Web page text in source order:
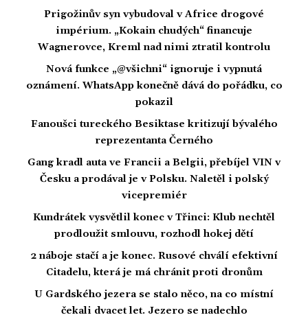
Prigožinův syn vybudoval v Africe drogové
impérium. „Kokain chudých“ financuje
Wagnerovce, Kreml nad nimi ztratil kontrolu
Nová funkce „@všichni“ ignoruje i vypnutá
oznámení. WhatsApp konečně dává do pořádku, co
pokazil
Fanoušci tureckého Besiktase kritizují bývalého
reprezentanta Černého
Gang kradl auta ve Francii a Belgii, přebíjel VIN v
Česku a prodával je v Polsku. Naletěl i polský
vicepremiér
Kundrátek vysvětlil konec v Třinci: Klub nechtěl
prodloužit smlouvu, rozhodl hokej dětí
2 náboje stačí a je konec. Rusové chválí efektivní
Citadelu, která je má chránit proti dronům
U Gardského jezera se stalo něco, na co místní
čekali dvacet let. Jezero se nadechlo